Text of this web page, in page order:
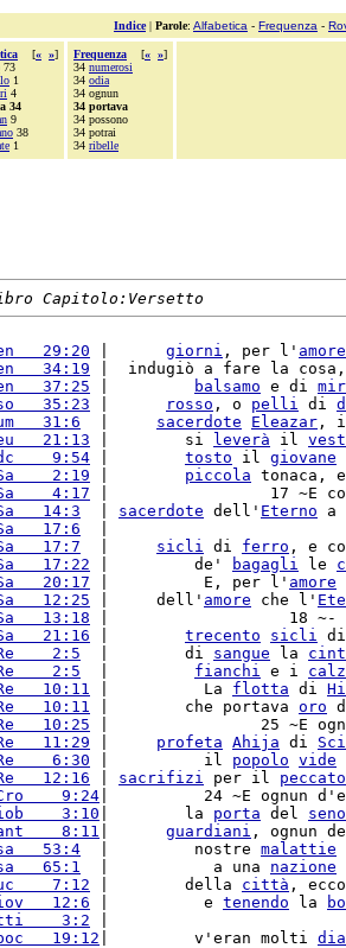
Indice| Parole: Alfabetica - Frequenza -
[« »]
73
1
4
34
9
38
1
Frequenza [« »]
34 numerosi
34 odia
34 ognun
34 portava
34 possono
34 potrai
34 ribelle
Capitolo:Versetto
29:20 giorni , per l' amore
34:19 |  indugiò a fare la
37:25 balsamo e di
35:23 rosso , o pelli di
31:6 sacerdote Eleazar ,
21:13 |        si leverà il
9:54 tosto il giovane
2:19 piccola tonaca,
4:17 |                 17 ~E
14:3 sacerdote dell' Eterno a
17:6
17:7 sicli di ferro , e
17:22 |         de' bagagli le
20:17 |          E, per l' amore
12:25 |     dell' amore che l'
13:18 |                   18 ~-
21:16 trecento sicli
2:5
  |        di
sangue la
2:5 fianchi e i
10:11 |          La flotta di
10:11 |        che portava oro
10:25 |                25 ~E
11:29 profeta Ahija di
6:30 |          il popolo vide
12:16 sacrifizi per il peccato
9:24 |          24 ~E ognun
3:10 |        la porta del seno
8:11 guardiani , ognun
53:4
  |         nostre
malattie
65:1
  |           a una
nazione
7:12 |        della città ,
12:6 |          e tenendo la
3:2
19:12 |         v'eran molti